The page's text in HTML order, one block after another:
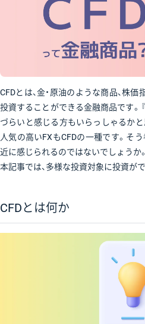
CFDとは、金・原油のような商品、株価
投資することができる金融商品です。
づらいと感じる方もいらっしゃるか
人気の高いFXもCFDの一種です。そう
近に感じられるのではないでしょうか。
本記事では、多様な投資対象に投資が
CFDとは何か